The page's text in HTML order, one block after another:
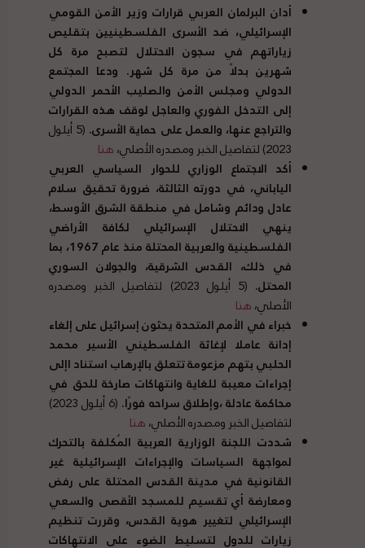
أدان البرلمان العربي قرارات وزير الأمن القومي
الإسرائيلي، ضد الأسرى الفلسطينيين بتقليص
زياراتهم في سجون الاحتلال لتصبح مرة كل
شهرين بدلاً من مرة كل شهر. ودعا المجتمع
الدولي ومجلس الأمن والصليب الأحمر الدولي
إلى التدخل الفوري والعاجل لوقف هذه القرارات
والتراجع عنها، والعمل على حماية الأسرى.
(5 أيلول
2023) لتفاصيل الخبر ومصدره الأصلي،
هنا
أكد الاجتماع الوزاري للحوار السياسي العربي
الياباني، في دورته الثالثة، ضرورة تحقيق سلام
عادل ودائم وشامل في منطقة الشرق الأوسط،
ينهي الاحتلال الإسرائيلي لكافة الأراضي
الفلسطينية والعربية المحتلة منذ عام1967، بما
في ذلك، القدس الشرقية، والجولان السوري
المحتل.
(5 أيلول 2023) لتفاصيل الخبر ومصدره
الأصلي،هنا
خبراء في الأمم المتحدةيحثون إسرائيل على إلغاء
إدانة عاملا لإغاثة الفلسطيني الأسير محمد
الحلبي بتهم مزعومة تتعلق بالإرهاب استناد اإلى
إجراءات معيبة للغاية وانتهاكات صارخة للحق في
محاكمة عادلة ،وإطلاق سراحه فورًا.
(6 أيلول 2023)
لتفاصيل الخبر ومصدره الأصلي،هنا
شددت اللجنة الوزارية العربية المُكلفة بالتحرك
لمواجهة السياسات والإجراءات الإسرائيلية غير
القانونية في مدينة القدس المحتلة على رفض
ومعارضة أي تقسيم للمسجد الأقصى والسعي
الإسرائيلي لتغيير هوية القدس، وقررت تنظيم
زيارات للدول لتسليط الضوء على الانتهاكات